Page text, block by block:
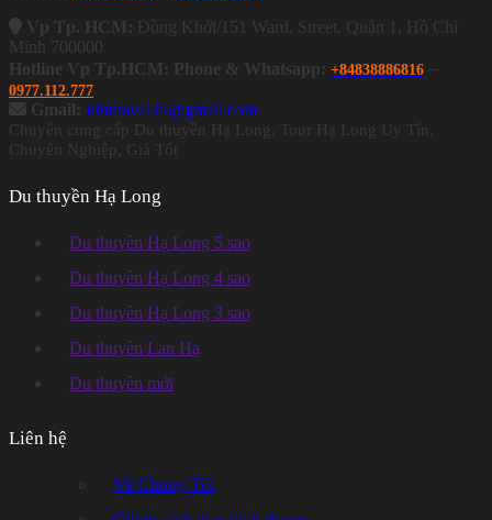
Vp Tp. HCM: Đồng Khởi/151 Ward, Street, Quận 1, Hồ Chí
Minh 700000
Hotline Vp Tp.HCM: Phone & Whatsapp: +84838886816
0977.112.777
Gmail: kimtravel.hl@gmail.com
Chuyên cung cấp Du thuyền Hạ Long, Tour Hạ Long Uy Tín,
Chuyên Nghiệp, Giá Tốt
Du thuyền Hạ Long
Du thuyền Hạ Long 5 sao
Du thuyền Hạ Long 4 sao
Du thuyền Hạ Long 3 sao
Du thuyền Lan Hạ
Du thuyền mới
Liên hệ
Về Chúng Tôi